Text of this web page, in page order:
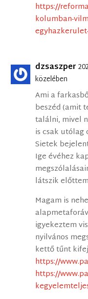
https://
kolumban-
dzsaszper
közelében
Ami a
beszéd (amit
találni, mivel
is csak utólag
Sietek
Ige évéhez
látszik
Magam is
igyekeztem
nyilvános
kettő tűnt
https://
https://